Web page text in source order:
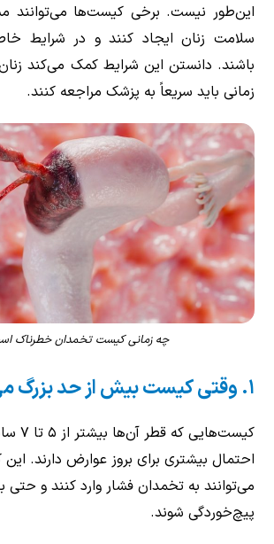
این‌طور نیست. برخی کیست‌ها می‌توانند
سلامت زنان ایجاد کنند و در شرایط
باشند. دانستن این شرایط کمک می‌کند
زمانی باید سریعاً به پزشک مراجعه کنند.
چه زمانی کیست تخمدان خطرناک
۱. وقتی کیست بیش از حد بزرگ می‌شود
کیست‌هایی که قطر آن‌ها بیشتر از ۵ تا۷
احتمال بیشتری برای بروز عوارض دارند.
می‌توانند به تخمدان فشار وارد کنند و حتی
پیچ‌خوردگی شوند.